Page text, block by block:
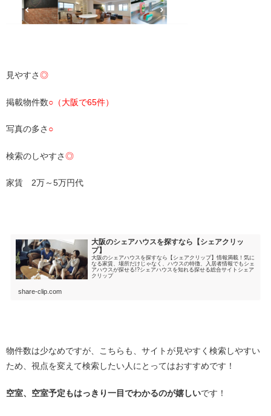
見やすさ◎
掲載物件数○（大阪で65件）
写真の多さ ○
検索のしやすさ◎
家賃 2万～5万円代
大阪のシェアハウスを探すなら【シェアクリッ
プ】
大阪のシェアハウスを探すなら【シェアクリップ】情報満載！気に
なる家賃、場所だけじゃなく、ハウスの特徴、入居者情報でもシェ
アハウスが探せる!?シェアハウスを知れる探せる総合サイトシェア
クリップ
share-clip.com
物件数は少なめですが、こちらも、サイトが見やすく検索しやすい
ため、視点を変えて検索したい人にとってはおすすめです！
空室、空室予定もはっきり一目でわかるのが嬉しいです！